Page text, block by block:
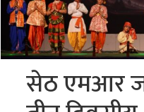
सेठ एमआर